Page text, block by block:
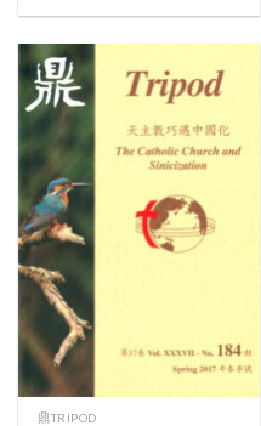
鼎TRIPOD